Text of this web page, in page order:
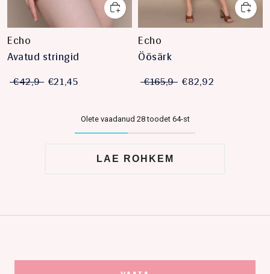
Echo
Avatud stringid
€42,9 €21,45
Echo
Öösärk
€165,9 €82,92
Olete vaadanud 28 toodet 64-st
LAE ROHKEM